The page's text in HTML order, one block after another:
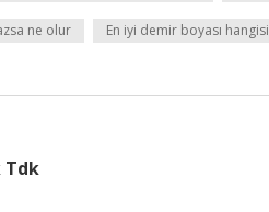
ne olur En iyi demir boyası hangisi
Tdk